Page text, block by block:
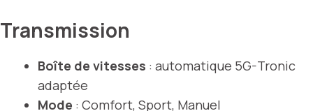
Transmission
Boîte de vitesses : automatique 5G-Tronic
adaptée
Mode : Comfort, Sport, Manuel